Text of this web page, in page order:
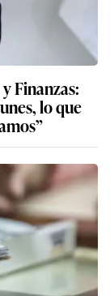
Finanzas:
lo que